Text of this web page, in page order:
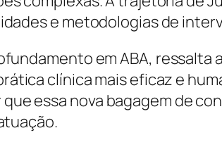
e metodologias de
em ABA,
clínica mais eficaz e
essa nova bagagem de